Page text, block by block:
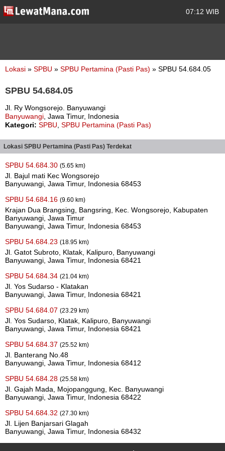
07:12 WIB
Lokasi » SPBU » SPBU Pertamina (Pasti Pas) » SPBU 54.684.05
SPBU 54.684.05
Jl. Ry Wongsorejo. Banyuwangi
Banyuwangi , Jawa Timur, Indonesia
Kategori: SPBU SPBU Pertamina (Pasti Pas)
Lokasi SPBU Pertamina (Pasti Pas) Terdekat
SPBU 54.684.30 (5.65 km)
Jl. Bajul mati Kec Wongsorejo
Banyuwangi, Jawa Timur, Indonesia 68453
SPBU 54.684.16 (9.60 km)
Krajan Dua Brangsing, Bangsring, Kec. Wongsorejo, Kabupaten
Banyuwangi, Jawa Timur
Banyuwangi, Jawa Timur, Indonesia 68453
SPBU 54.684.23 (18.95 km)
Jl. Gatot Subroto, Klatak, Kalipuro, Banyuwangi
Banyuwangi, Jawa Timur, Indonesia 68421
SPBU 54.684.34 (21.04 km)
Jl. Yos Sudarso - Klatakan
Banyuwangi, Jawa Timur, Indonesia 68421
SPBU 54.684.07 (23.29 km)
Jl. Yos Sudarso, Klatak, Kalipuro, Banyuwangi
Banyuwangi, Jawa Timur, Indonesia 68421
SPBU 54.684.37 (25.52 km)
Jl. Banterang No.48
Banyuwangi, Jawa Timur, Indonesia 68412
SPBU 54.684.28 (25.58 km)
Jl. Gajah Mada, Mojopanggung, Kec. Banyuwangi
Banyuwangi, Jawa Timur, Indonesia 68422
SPBU 54.684.32 (27.30 km)
Jl. Lijen Banjarsari Glagah
Banyuwangi, Jawa Timur, Indonesia 68432